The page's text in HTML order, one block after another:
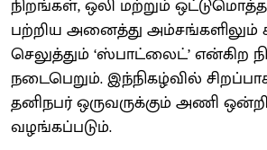
நிறங்கள், ஒலி மற்றும்
பற்றிய அனைத்து
செலுத்தும் ‘ஸ்பாட்லைட்’ என்கிற
நடைபெறும். இந்நிகழ்வில்
தனிநபர் ஒருவருக்கும் அணி
வழங்கப்படும்.